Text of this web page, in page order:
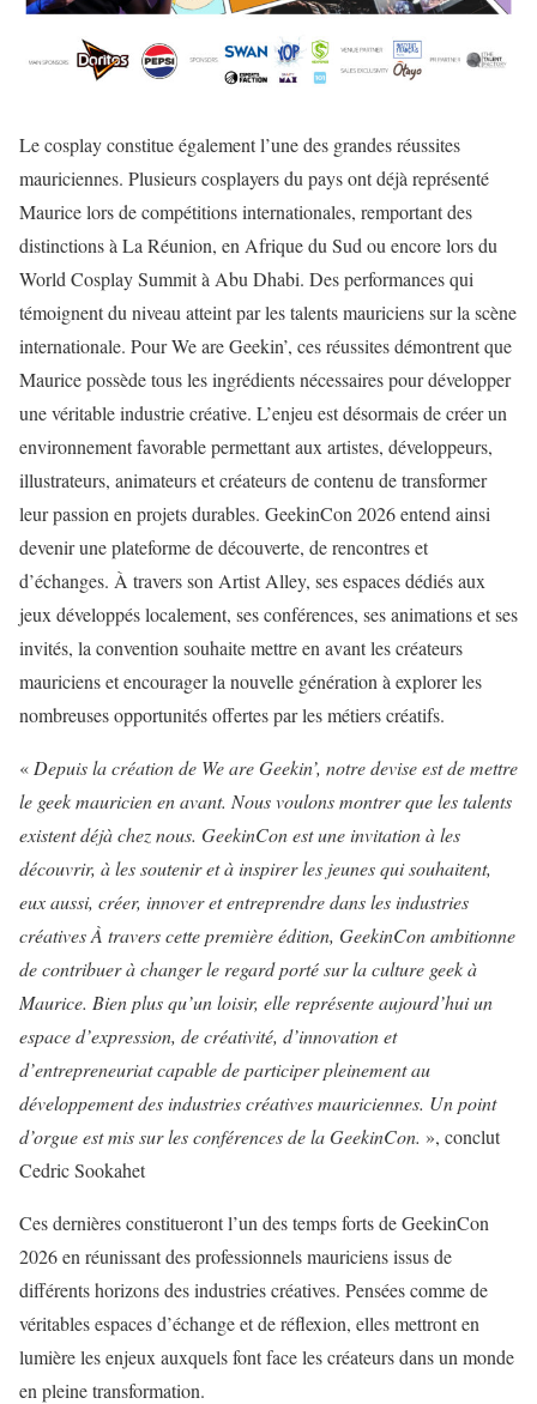
Le cosplay constitue également l’une des grandes réussites
mauriciennes. Plusieurs cosplayers du pays ont déjà représenté
Maurice lors de compétitions internationales, remportant des
distinctions à La Réunion, en Afrique du Sud ou encore lors du
World Cosplay Summit à Abu Dhabi. Des performances qui
témoignent du niveau atteint par les talents mauriciens sur la scène
internationale. Pour We are Geekin’, ces réussites démontrent que
Maurice possède tous les ingrédients nécessaires pour développer
une véritable industrie créative. L’enjeu est désormais de créer un
environnement favorable permettant aux artistes, développeurs,
illustrateurs, animateurs et créateurs de contenu de transformer
leur passion en projets durables. GeekinCon 2026 entend ainsi
devenir une plateforme de découverte, de rencontres et
d’échanges. À travers son Artist Alley, ses espaces dédiés aux
jeux développés localement, ses conférences, ses animations et ses
invités, la convention souhaite mettre en avant les créateurs
mauriciens et encourager la nouvelle génération à explorer les
nombreuses opportunités offertes par les métiers créatifs.
« Depuis la création de We are Geekin’, notre devise est de mettre
le geek mauricien en avant. Nous voulons montrer que les talents
existent déjà chez nous. GeekinCon est une invitation à les
découvrir, à les soutenir et à inspirer les jeunes qui souhaitent,
eux aussi, créer, innover et entreprendre dans les industries
créativesÀ travers cette première édition, GeekinCon ambitionne
de contribuer à changer le regard porté sur la culture geek à
Maurice. Bien plus qu’un loisir, elle représente aujourd’hui un
espace d’expression, de créativité, d’innovation et
d’entrepreneuriat capable de participer pleinement au
développement des industries créatives mauriciennes. Un point
d’orgue est mis sur les conférences de la GeekinCon. », conclut
Cedric Sookahet
Ces dernières constitueront l’un des temps forts de GeekinCon
2026 en réunissant des professionnels mauriciens issus de
différents horizons des industries créatives. Pensées comme de
véritables espaces d’échange et de réflexion, elles mettront en
lumière les enjeux auxquels font face les créateurs dans un monde
en pleine transformation.